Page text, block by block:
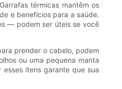
térmicas mantêm os
e benefícios para a saúde.
— podem ser úteis se você
prender o cabelo, podem
ou uma pequena manta
itens garante que sua